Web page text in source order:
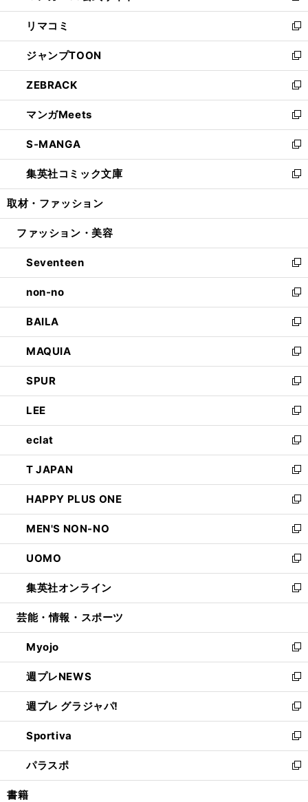
ウ
で
開
く
ン
ド
ウ
で
開
く
ウ
ィ
ン
ド
ウ
で
開
く
し
い
ウ
ィ
ン
ド
ウ
で
開
く
リマコミ
新
し
い
ウ
ィ
ン
ド
ウ
で
開
く
ジャンプTOON
新
し
い
ウ
ィ
ン
ド
ウ
で
開
ZEBRACK
新
し
い
ウ
ィ
ン
ド
ウ
開
マンガMeets
新
し
い
ウ
ィ
ン
ウ
開
く
S-MANGA
新
し
い
ウ
ン
ウ
で
開
く
集英社コミック文庫
新
し
ウ
ン
ド
ウ
で
開
く
取材・ファッション
ファッション・美容
Seventeen
新
し
い
ウ
ィ
ン
ド
ウ
で
開
く
non-no
新
し
い
ウ
ィ
ン
ド
ウ
で
開
く
BAILA
新
し
い
ウ
ィ
ン
ド
ウ
で
開
く
MAQUIA
新
し
い
ウ
ィ
ン
ド
ウ
で
開
く
SPUR
新
し
い
ウ
ィ
ン
ド
ウ
で
開
く
LEE
新
し
い
ウ
ィ
ン
ド
ウ
で
開
く
eclat
新
し
い
ウ
ィ
ン
ド
ウ
で
開
く
T JAPAN
新
し
い
ウ
ィ
ン
ド
ウ
で
開
HAPPY PLUS ONE
新
し
い
ウ
ィ
ン
ド
ウ
開
く
MEN'S NON-NO
新
し
い
ウ
ィ
ン
ウ
で
開
く
UOMO
新
し
い
ウ
ン
ド
ウ
で
開
く
集英社オンライン
新
し
ウ
ィ
ン
ド
ウ
で
開
く
芸能・情報・スポーツ
Myojo
新
し
い
ウ
ィ
ン
ド
ウ
で
開
週プレNEWS
新
し
い
ウ
ィ
ン
ド
ウ
週プレ グラジャパ!
新
し
い
ウ
ィ
ン
Sportiva
新
し
い
ウ
パラスポ
新
し
書籍